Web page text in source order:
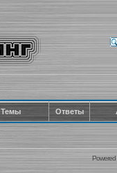
Темы Ответы